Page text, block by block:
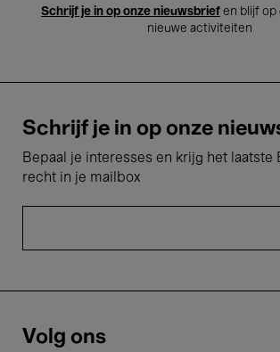
Schrijf je in op onze nieuwsbrief en blijf op
nieuwe activiteiten
Schrijf je in op onze
Bepaal je interesses en krijg het laatste
recht in je mailbox
Volg ons